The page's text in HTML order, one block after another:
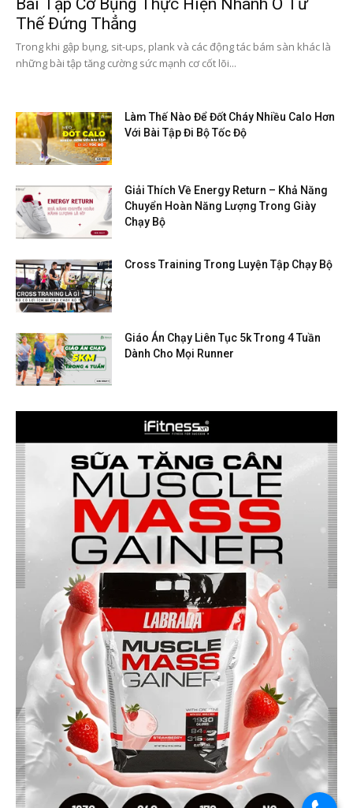
Bài Tập Cơ Bụng Thực Hiện Nhanh Ở Tư
Thế Đứng Thẳng
Trong khi gập bụng, sit-ups, plank và các động tác bám sàn khác là
những bài tập tăng cường sức mạnh cơ cốt lõi...
Làm Thế Nào Để Đốt Cháy Nhiều Calo Hơn
Với Bài Tập Đi Bộ Tốc Độ
Giải Thích Về Energy Return – Khả Năng
Chuyển Hoàn Năng Lượng Trong Giày
Chạy Bộ
Cross Training Trong Luyện Tập Chạy Bộ
Giáo Án Chạy Liên Tục 5k Trong 4 Tuần
Dành Cho Mọi Runner